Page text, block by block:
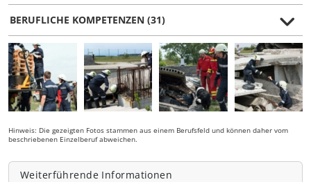
BERUFLICHE KOMPETENZEN (31)
Hinweis: Die gezeigten Fotos stammen aus einem Berufsfeld und können daher vom
beschriebenen Einzelberuf abweichen.
Weiterführende Informationen